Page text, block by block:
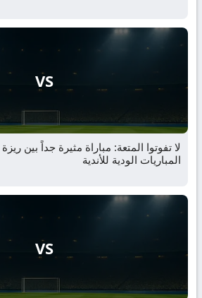
VS
لا تفوتوا المتعة: مباراة مثيرة جداً بين
المباريات الودية للأندية
VS